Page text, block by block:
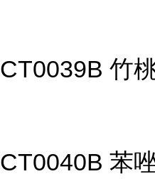
CT0039B 竹
CT0040B 苯